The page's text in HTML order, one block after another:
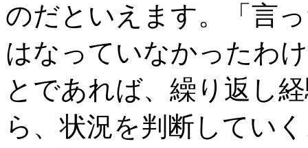
のだといえます。「言
はなっていなかったわ
とであれば、繰り返し
ら、状況を判断してい